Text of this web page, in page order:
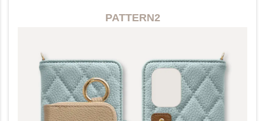
PATTERN2